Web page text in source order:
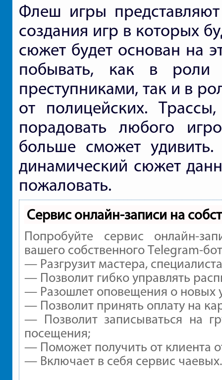
Флеш игры
создания игр в которых
сюжет будет основан на
побывать, как в роли
преступниками, так и в
от полицейских.
порадовать любого
больше сможет
динамический сюжет
пожаловать.
Сервис онлайн-записи на
Попробуйте сервис онлайн-
вашего собственного Telegram-
— Разгрузит мастера,
— Позволит гибко управлять
— Разошлет оповещения о новых
— Позволит принять оплату на
— Позволит записываться на
посещения;
— Поможет получить от клиента
— Включает в себя сервис чаевых.